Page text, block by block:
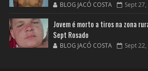
BLOG JACÓ COSTA Sept
Jovem é morto a tiros na zona
Sept Rosado
BLOG JACÓ COSTA Sept